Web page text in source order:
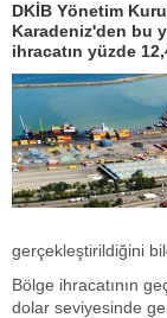
DKİB Yönetim
Karadeniz'den bu
ihracatın yüzde
gerçekleştirildiğini
Bölge ihracatının
dolar seviyesinde